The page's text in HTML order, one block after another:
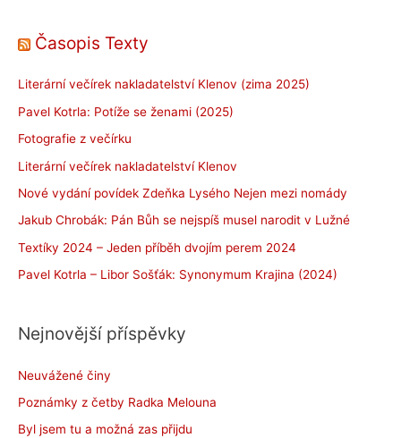
Časopis Texty
Literární večírek nakladatelství Klenov (zima 2025)
Pavel Kotrla: Potíže se ženami (2025)
Fotografie z večírku
Literární večírek nakladatelství Klenov
Nové vydání povídek Zdeňka Lysého Nejen mezi nomády
Jakub Chrobák: Pán Bůh se nejspíš musel narodit v Lužné
Textíky 2024 – Jeden příběh dvojím perem 2024
Pavel Kotrla – Libor Sošťák: Synonymum Krajina (2024)
Nejnovější příspěvky
Neuvážené činy
Poznámky z četby Radka Melouna
Byl jsem tu a možná zas přijdu